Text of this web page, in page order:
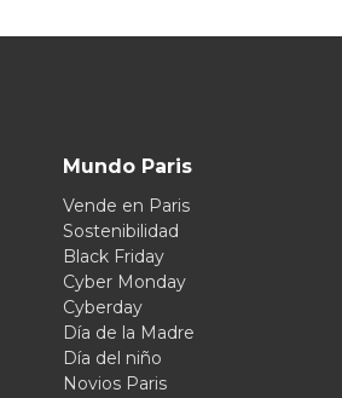
Mundo Paris
Vende en Paris
Sostenibilidad
Black Friday
Cyber Monday
Cyberday
Día de la Madre
Día del niño
Novios Paris